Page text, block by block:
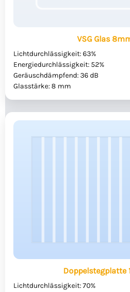
VSG Glas
Lichtdurchlässigkeit: 63%
Energiedurchlässigkeit: 52%
Geräuschdämpfend: 36 dB
Glasstärke: 8 mm
Doppelstegplatte
Lichtdurchlässigkeit: 70%